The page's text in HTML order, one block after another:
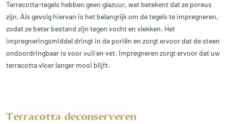
Terracotta-tegels hebben geen glazuur, wat betekent dat ze poreus
zijn. Als gevolg hiervan is het belangrijk om de tegels te impregneren,
zodat ze beter bestand zijn tegen vocht en vlekken. Het
impregneringsmiddel dringt in de poriën en zorgt ervoor dat de steen
ondoordringbaar is voor vuil en vet. Impregneren zorgt ervoor dat uw
terracotta vloer langer mooi blijft.
Terracotta deconserveren